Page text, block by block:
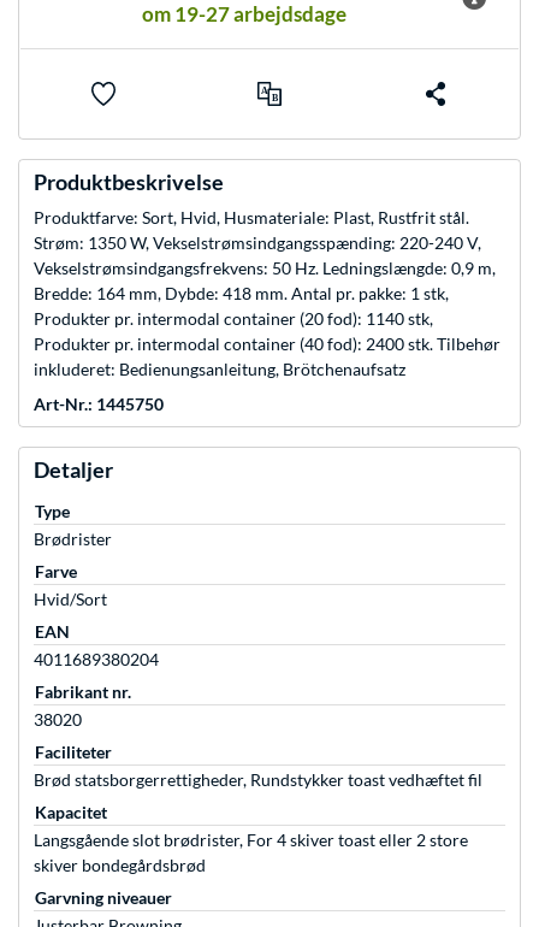
om 19-27 arbejdsdage
Produktbeskrivelse
Produktfarve: Sort, Hvid, Husmateriale: Plast, Rustfrit stål.
Strøm: 1350 W, Vekselstrømsindgangsspænding: 220-240 V,
Vekselstrømsindgangsfrekvens: 50 Hz. Ledningslængde: 0,9 m,
Bredde: 164 mm, Dybde: 418 mm. Antal pr. pakke: 1 stk,
Produkter pr. intermodal container (20 fod): 1140 stk,
Produkter pr. intermodal container (40 fod): 2400 stk. Tilbehør
inkluderet: Bedienungsanleitung, Brötchenaufsatz
Art-Nr.: 1445750
Detaljer
Type
Brødrister
Farve
Hvid/Sort
EAN
4011689380204
Fabrikant nr.
38020
Faciliteter
Brød statsborgerrettigheder, Rundstykker toast vedhæftet fil
Kapacitet
Langsgående slot brødrister, For 4 skiver toast eller 2 store
skiver bondegårdsbrød
Garvning niveauer